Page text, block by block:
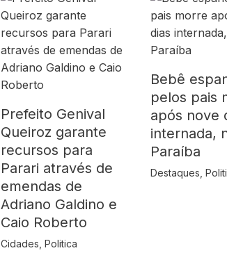
Prefeito Genival
Queiroz garante
recursos para
Parari através de
emendas de
Adriano Galdino e
Caio Roberto
Cidades ,Politica
Bebê
pelos pais
após nove
internada,
Paraíba
Destaques